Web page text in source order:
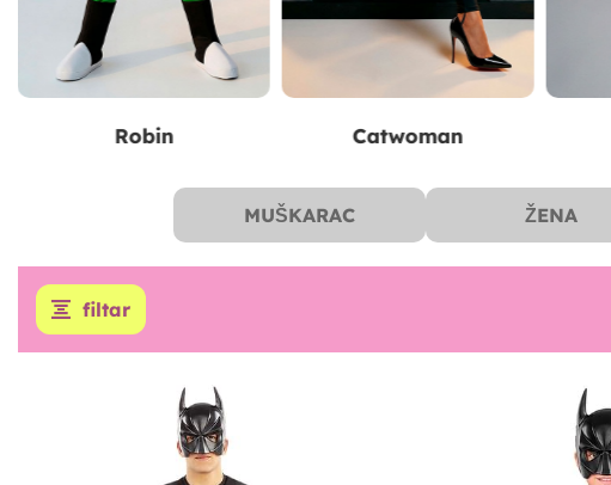
Joker Harley Quinn
MUŠKARAC ŽENA
filtar